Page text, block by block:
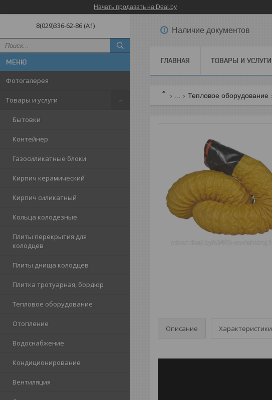
Начать продавать на Deal.by
8(029)336-62-86 (A1)
Фотогалерея
Товары и услуги
Бытовки
Контейнер
Газосиликатные блоки
Кирпич керамический
Кирпич силикатный
Кольца колодезные
Плиты перекрытия для
колодцев
Плиты днища колодцев
Плитка тротуарная, бордюр
Тепловое оборудование
Отопление
Водоснабжение
Кондиционирование
Вентиляция
Наличие документов
ГЛАВНАЯ ТОВАРЫ И УСЛУГИ
Тепловое оборудование
Описание Характеристики